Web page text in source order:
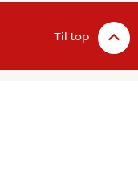
Til top